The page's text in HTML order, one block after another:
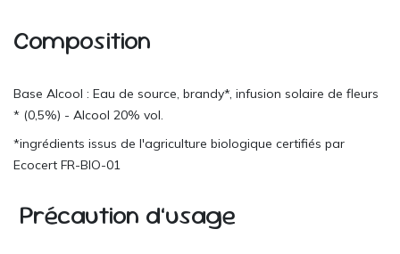
Composition
Base Alcool : Eau de source, brandy*, infusion solaire de fleurs
* (0,5%) - Alcool 20% vol.
*ingrédients issus de l'agriculture biologique certifiés par
Ecocert FR-BIO-01
Précaution d’usage